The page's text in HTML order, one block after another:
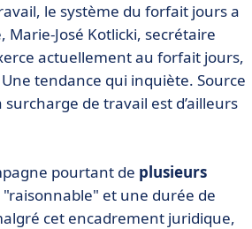
le système du forfait jours a
José Kotlicki, secrétaire
actuellement au forfait jours,
Une tendance qui inquiète. Source
de travail est d’ailleurs
pourtant de plusieurs
et une durée de
cet encadrement juridique,